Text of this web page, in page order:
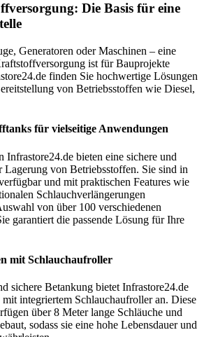
Die Basis für eine
Generatoren oder Maschinen – eine
ist für Bauprojekte
finden Sie hochwertige Lösungen
von Betriebsstoffen wie Diesel,
für vielseitige Anwendungen
bieten eine sichere und
von Betriebsstoffen. Sie sind in
und mit praktischen Features wie
Schlauchverlängerungen
von über 100 verschiedenen
garantiert die passende Lösung für Ihre
mit Schlauchaufroller
sichere Betankung bietet Infrastore24.de
integriertem Schlauchaufroller an. Diese
über 8 Meter lange Schläuche und
sodass sie eine hohe Lebensdauer und